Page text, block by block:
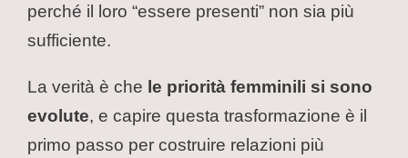
perché il loro “essere presenti” non sia più
sufficiente.
La verità è che le priorità femminili si sono
evolute, e capire questa trasformazione è il
primo passo per costruire relazioni più